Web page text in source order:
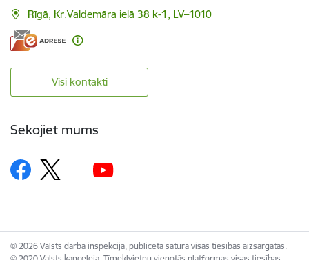
Rīgā, Kr.Valdemāra ielā 38 k-1, LV–1010
Visi kontakti
Sekojiet mums
© 2026 Valsts darba inspekcija, publicētā satura visas tiesības aizsargātas.